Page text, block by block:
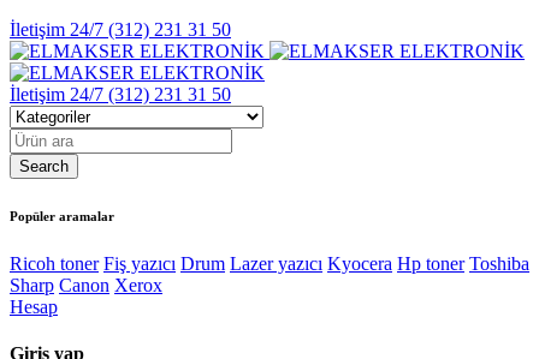
İletişim 24/7 (312) 231 31 50
İletişim 24/7 (312) 231 31 50
Popüler aramalar
Ricoh toner Fiş yazıcı Drum Lazer yazıcı Kyocera Hp toner Toshiba
Sharp Canon Xerox
Hesap
Giriş yap